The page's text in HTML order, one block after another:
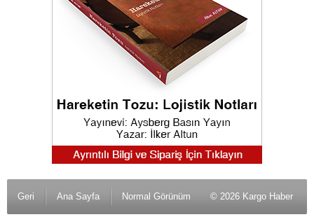
Geri Ana Sayfa Normal Görünüm © 2026 Kargo Haber